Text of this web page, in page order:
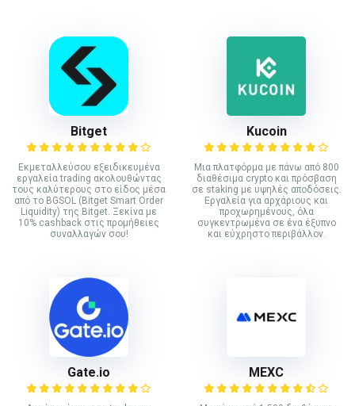
Bitget
Εκμεταλλεύσου εξειδικευμένα
εργαλεία trading ακολουθώντας
τους καλύτερους στο είδος μέσα
από το BGSOL (Bitget Smart Order
Liquidity) της Bitget. Ξεκίνα με
10% cashback στις προμήθειες
συναλλαγών σου!
Kucoin
Mια πλατφόρμα με πάνω από 800
διαθέσιμα crypto και πρόσβαση
σε staking με υψηλές αποδόσεις.
Εργαλεία για αρχάριους και
προχωρημένους, όλα
συγκεντρωμένα σε ένα έξυπνο
και εύχρηστο περιβάλλον.
Gate.io MEXC